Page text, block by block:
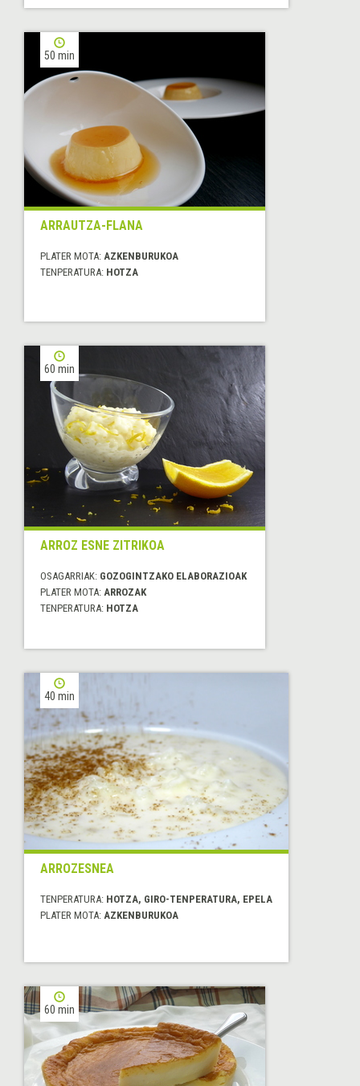
50 min
ARRAUTZA-FLANA
PLATER MOTA: AZKENBURUKOA
TENPERATURA: HOTZA
60 min
ARROZ ESNE ZITRIKOA
OSAGARRIAK: GOZOGINTZAKO ELABORAZIOAK
PLATER MOTA: ARROZAK
TENPERATURA: HOTZA
40 min
ARROZESNEA
TENPERATURA: HOTZA, GIRO-TENPERATURA, EPELA
PLATER MOTA: AZKENBURUKOA
60 min